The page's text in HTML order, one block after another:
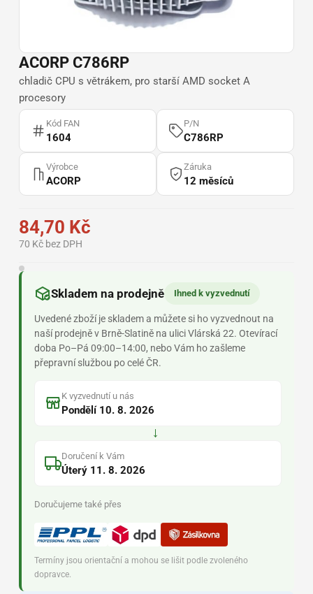
ACORP C786RP
chladič CPU s větrákem, pro starší AMD socket A
procesory
Kód FAN
1604
P/N
C786RP
Výrobce
ACORP
Záruka
12 měsíců
84,70 Kč
70 Kč bez DPH
Skladem na prodejně Ihned k vyzvednutí
Uvedené zboží je skladem a můžete si ho vyzvednout na
naší prodejně v Brně-Slatině na ulici Vlárská 22. Otevírací
doba Po–Pá 09:00–14:00, nebo Vám ho zašleme
přepravní službou po celé ČR.
K vyzvednutí u nás
Pondělí 10. 8. 2026
→
Doručení k Vám
Úterý 11. 8. 2026
Doručujeme také přes
Termíny jsou orientační a mohou se lišit podle zvoleného
dopravce.